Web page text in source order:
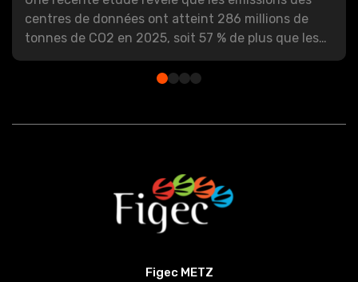
centres de données ont atteint 286 millions de
tonnes de CO2 en 2025, soit 57 % de plus que les
évaluations antérieures.
Figec METZ